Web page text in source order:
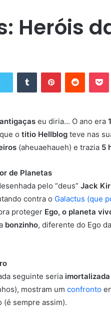
Heróis
antigaças eu diria… O ano era
o titio Hellblog teve nas
(aheuaehaueh) e trazia 5
de Planetas
pelo “deus” Jack
contra o Galactus (que
proteger Ego, o planeta
bonzinho, diferente do Ego
seguinte seria
mostram um confronto
(é sempre assim).